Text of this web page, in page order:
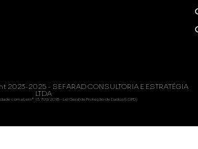
2025 - SEFARAD CONSULTORIA E ESTRATÉGIA
LTDA
com a Lei nº 13.709/2018 - Lei Geral de Proteção de Dados (LGPD)